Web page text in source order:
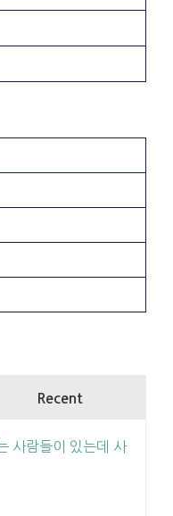
Recent
사람들이 있는데 사